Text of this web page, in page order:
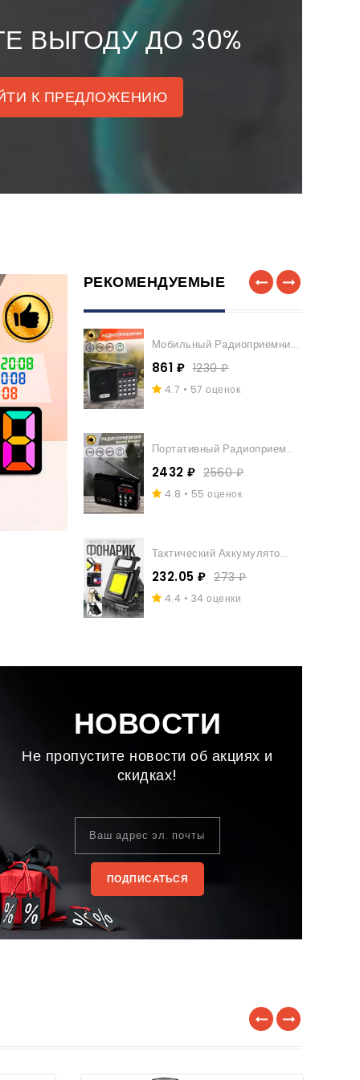
ВЫГОДУ ДО 30%
К ПРЕДЛОЖЕНИЮ
ЛИКВИДАЦИЯ СКЛАДА
Наручные Часы Casio MTP-V001L-
4.0 • 10 оценок
1927.4 ₽ 4190 ₽
РЕКОМЕНДУЕМЫЕ
Мобильный Радиоприемни...
861 ₽ 1230 ₽
4.7 • 57 оценок
Портативный Радиоприем...
2432 ₽ 2560 ₽
4.8 • 55 оценок
Тактический Аккумулято...
232.05 ₽ 273 ₽
4.4 • 34 оценки
НОВОСТИ
Не пропустите новости об акциях и
скидках!